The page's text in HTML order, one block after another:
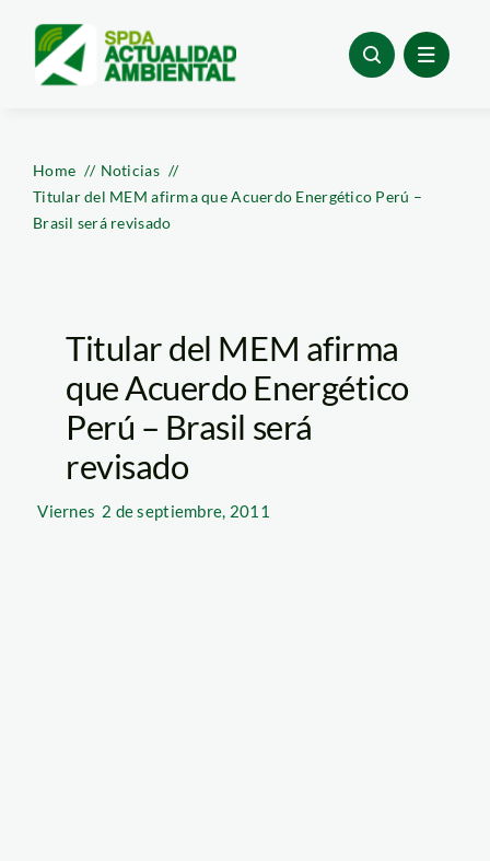
content
Home
Noticias
Titular del MEM afirma que Acuerdo Energético Perú –
Brasil será revisado
Titular del MEM afirma
que Acuerdo Energético
Perú – Brasil será
revisado
Viernes 2 de septiembre, 2011